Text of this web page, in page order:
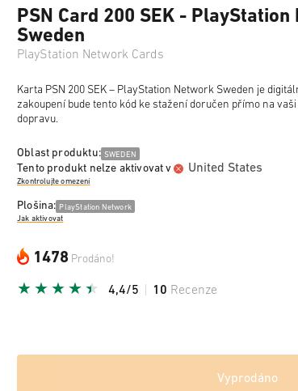
PSN Card 200 SEK -
Sweden
PlayStation Network Cards
Karta PSN 200 SEK – PlayStation Network Sweden je
zakoupení bude tento kód ke stažení doručen přímo na
dopravu.
Oblast produktu: SWEDEN
Tento produkt nelze aktivovat v United States
Zkontrolujte omezení
Plošina: PlayStation Network
Jak aktivovat
1478 Prodáno!
4,4/5 10 Recenze
Vyprodáno